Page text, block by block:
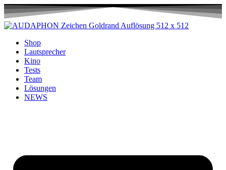
Shop
Lautsprecher
Kino
Tests
Team
Lösungen
NEWS